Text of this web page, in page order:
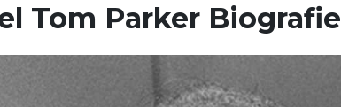
Tom Parker Biografie